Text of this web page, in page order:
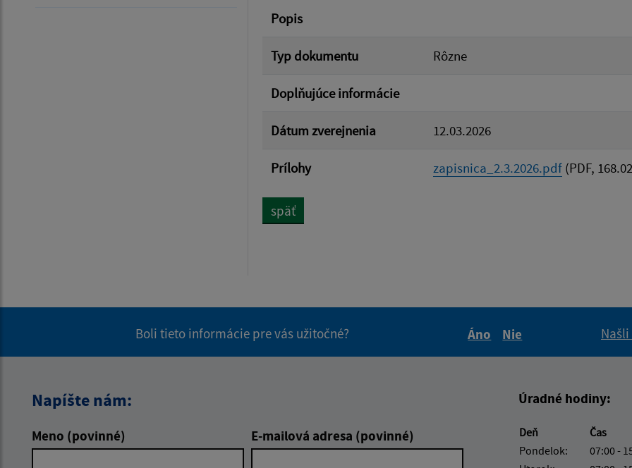
Popis
Typ dokumentu Rôzne
Doplňujúce informácie
Dátum zverejnenia 12.03.2026
Prílohy zapisnica_2.3.2026.pdf (PDF,
späť
Boli tieto informácie pre vás užitočné?
Áno
Nie
Napíšte nám:
Meno (povinné) E-mailová adresa (povinné)
Úradné hodiny:
Deň
Čas
Pondelok:
07:00 -